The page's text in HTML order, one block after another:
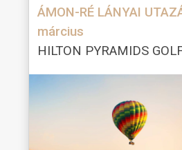
ÁMON-RÉ LÁNYAI
március
HILTON PYRAMIDS